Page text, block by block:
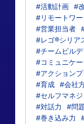
#活動計画 #
#リモートワー
#営業担当者
#レゴ®シリア
#チームビル
#コミュニケ
#アクション
#育成 #会社
#セルフマネ
#対話力
#問
#巻き込み力